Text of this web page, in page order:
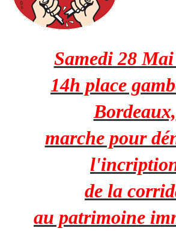
Samedi 28 Mai
14h place
Bordeaux,
marche pour
de la
au patrimoine